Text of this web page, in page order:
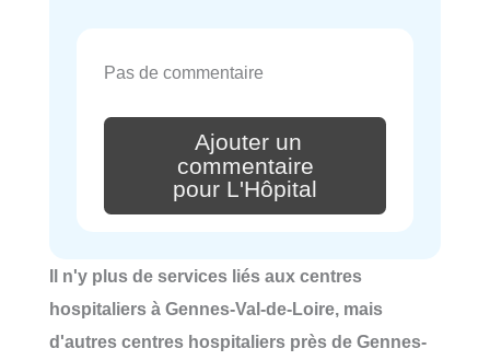
Pas de commentaire
Ajouter un
commentaire
pour L'Hôpital
Il n'y plus de services liés aux centres
hospitaliers à Gennes-Val-de-Loire, mais
d'autres centres hospitaliers près de Gennes-